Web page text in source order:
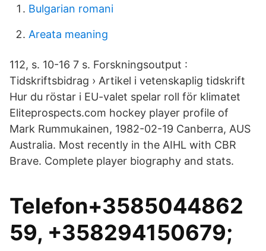
Bulgarian romani
Areata meaning
112, s. 10-16 7 s. Forskningsoutput :
Tidskriftsbidrag › Artikel i vetenskaplig tidskrift
Hur du röstar i EU-valet spelar roll för klimatet
Eliteprospects.com hockey player profile of
Mark Rummukainen, 1982-02-19 Canberra, AUS
Australia. Most recently in the AIHL with CBR
Brave. Complete player biography and stats.
Telefon+3585044862
59, +358294150679;